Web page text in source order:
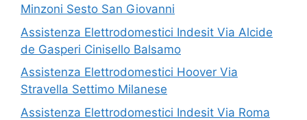
Minzoni Sesto San Giovanni
Assistenza Elettrodomestici Indesit Via Alcide
de Gasperi Cinisello Balsamo
Assistenza Elettrodomestici Hoover Via
Stravella Settimo Milanese
Assistenza Elettrodomestici Indesit Via Roma